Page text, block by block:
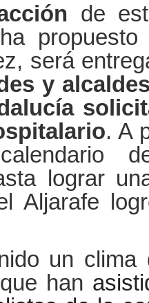
de
será
y
. A
lograr
Aljarafe
un
han